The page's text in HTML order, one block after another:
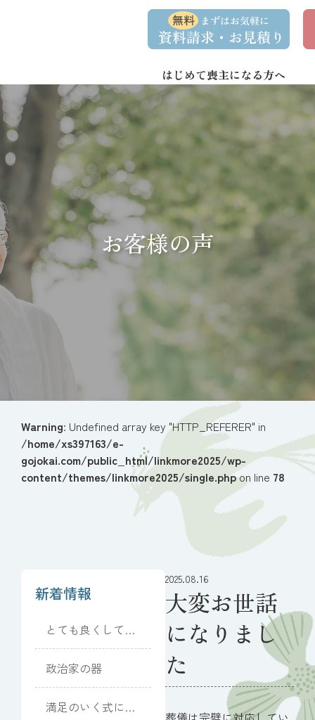
へ
ス
キ
ッ
プ
ョ
ン
に
移
動
資
求
問
い
合
せ
事
談
はじめて喪主になる方へ
お客様の声
Warning: Undefined array key "HTTP_REFERER" in
/home/xs397163/e-
gojokai.com/public_html/linkmore2025/wp-
content/themes/linkmore2025/single.phpon line 78
新着情報
とても良くしてい
ただきました
政治家の器
満足のいく式にな
2025.08.16
大変お世話
になりまし
た